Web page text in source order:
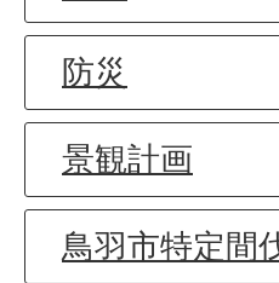
防災
景観計画
鳥羽市特定間